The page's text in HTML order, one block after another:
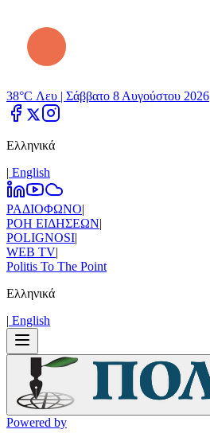
38°C Λευ | Σάββατο 8 Αυγούστου 2026
Ελληνικά
| Εnglish
ΡΑΔΙΟΦΩΝΟ|
ΡΟΗ ΕΙΔΗΣΕΩΝ|
POLIGNOSI|
WEB TV|
Politis To The Point
Ελληνικά
| Εnglish
Powered by